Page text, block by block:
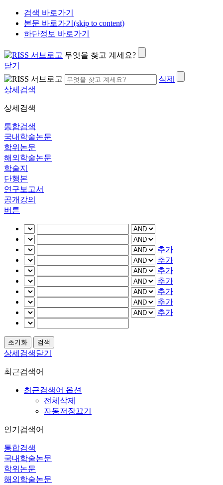
검색 바로가기
본문 바로가기(skip to content)
하단정보 바로가기
무엇을 찾고 계세요?
닫기
삭제
상세검색
상세검색
통합검색
국내학술논문
학위논문
해외학술논문
학술지
단행본
연구보고서
공개강의
버튼
추가
추가
추가
추가
추가
추가
추가
상세검색닫기
최근검색어
최근검색어 옵션
전체삭제
자동저장끄기
인기검색어
통합검색
국내학술논문
학위논문
해외학술논문